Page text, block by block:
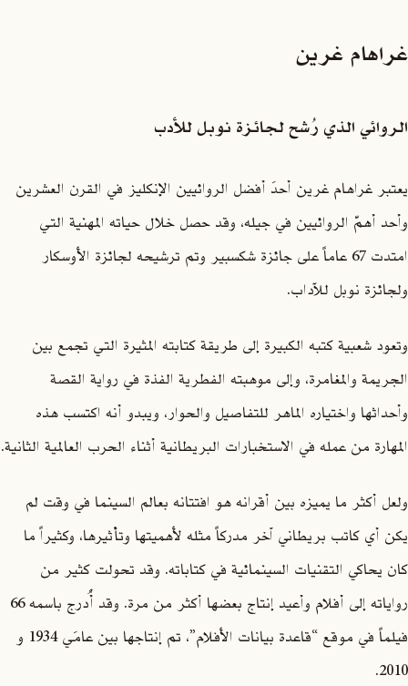
غراهام غرين
الروائي الذي رُشح لجائزة نوبل للأدب
يعتبر غراهام غرين أحدَ أفضل الروائيين الإنكليز في القرن العشرين
وأحد أهمّ الروائيين في جيله، وقد حصل خلال حياته المهنية التي
امتدت 67 عاماً على جائزة شكسبير وتم ترشيحه لجائزة الأوسكار
ولجائزة نوبل للآداب.
وتعود شعبية كتبه الكبيرة إلى طريقة كتابته المثيرة التي تجمع بين
الجريمة والمغامرة، وإلى موهبته الفطرية الفذة في رواية القصة
وأحداثها واختياره الماهر للتفاصيل والحوار، ويبدو أنه اكتسب هذه
المهارة من عمله في الاستخبارات البريطانية أثناء الحرب العالمية الثانية.
ولعل أكثر ما يميزه بين أقرانه هو افتتانه بعالم السينما في وقت لم
يكن أي كاتب بريطاني آخر مدركاً مثله لأهميتها وتأثيرها، وكثيراً ما
كان يحاكي التقنيات السينمائية في كتاباته. وقد تحولت كثير من
رواياته إلى أفلام وأعيد إنتاج بعضها أكثر من مرة. وقد أُدرج باسمه 66
فيلماً في موقع “قاعدة بيانات الأفلام”، تم إنتاجها بين عامَي 1934 و
2010.